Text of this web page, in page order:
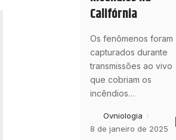
Califórnia
Os fenômenos foram
capturados durante
transmissões ao vivo
que cobriam os
incêndios…
Ovniologia
8 de janeiro de 2025